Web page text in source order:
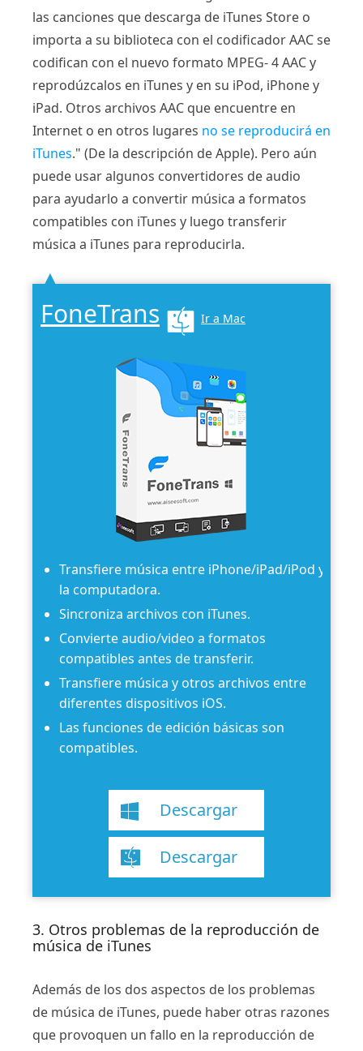
las canciones que descarga de iTunes Store o
importa a su biblioteca con el codificador AAC se
codifican con el nuevo formato MPEG- 4 AAC y
reprodúzcalos en iTunes y en su iPod, iPhone y
iPad. Otros archivos AAC que encuentre en
Internet o en otros lugares no se reproducirá en
iTunes." (De la descripción de Apple). Pero aún
puede usar algunos convertidores de audio
para ayudarlo a convertir música a formatos
compatibles con iTunes y luego transferir
música a iTunes para reproducirla.
FoneTrans Ir a Mac
Transfiere música entre iPhone/iPad/iPod y
la computadora.
Sincroniza archivos con iTunes.
Convierte audio/video a formatos
compatibles antes de transferir.
Transfiere música y otros archivos entre
diferentes dispositivos iOS.
Las funciones de edición básicas son
compatibles.
Descargar
Descargar
3. Otros problemas de la reproducción de
música de iTunes
Además de los dos aspectos de los problemas
de música de iTunes, puede haber otras razones
que provoquen un fallo en la reproducción de